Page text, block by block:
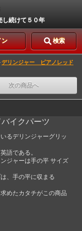
し続けて５０年
ン 検索
デリンジャー ピアノレッド
次の商品へ
るデリンジャーグリッ
語である。
ジャーは手の平 サイズ
、手の平に収まる
めたカタチがこの商品